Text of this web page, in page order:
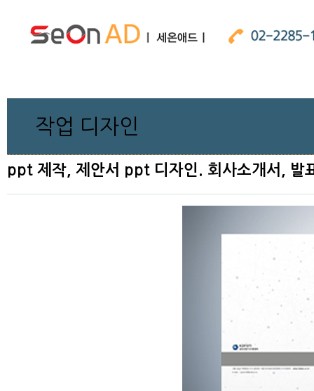
작업 디자인
ppt 제작, 제안서 ppt 디자인. 회사소개서,